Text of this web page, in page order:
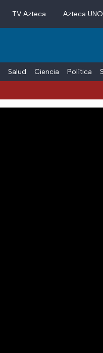
TV Azteca Azteca UNO
Salud Ciencia Política